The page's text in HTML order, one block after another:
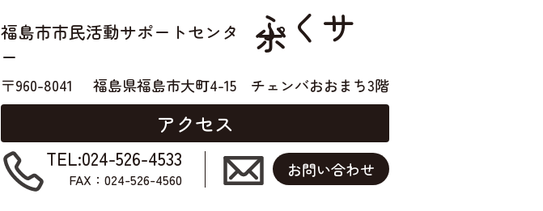
福島市市民活動サポートセンタ
ー
ふくサ
ポ
〒960-8041 福島県福島市大町4-15 チェンバおおまち3階
アクセス
TEL:024-526-4533
FAX：024-526-4560
お問い合わせ